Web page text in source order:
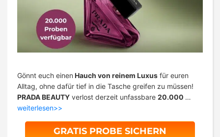
Gönnt euch einen Hauch von reinem Luxus für euren
Alltag, ohne dafür tief in die Tasche greifen zu müssen!
PRADA BEAUTY verlost derzeit unfassbare 20.000 …
weiterlesen>>
GRATIS PROBE SICHERN